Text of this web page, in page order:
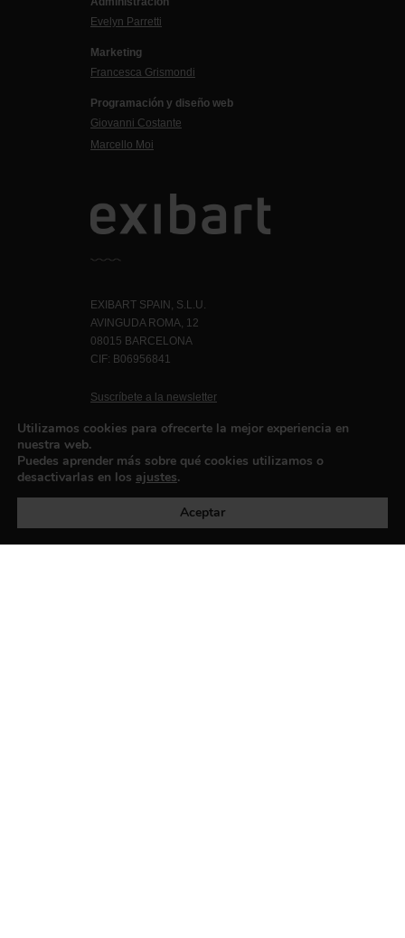
Evelyn Parretti
Marketing
Francesca Grismondi
Programación y diseño web
Giovanni Costante
Marcello Moi
EXIBART SPAIN, S.L.U.
AVINGUDA ROMA, 12
08015 BARCELONA
CIF: B06956841
Suscríbete a la newsletter
Política de privacidad
Utilizamos cookies para ofrecerte la mejor experiencia en
nuestra web.
Puedes aprender más sobre qué cookies utilizamos o
desactivarlas en los ajustes.
Aceptar